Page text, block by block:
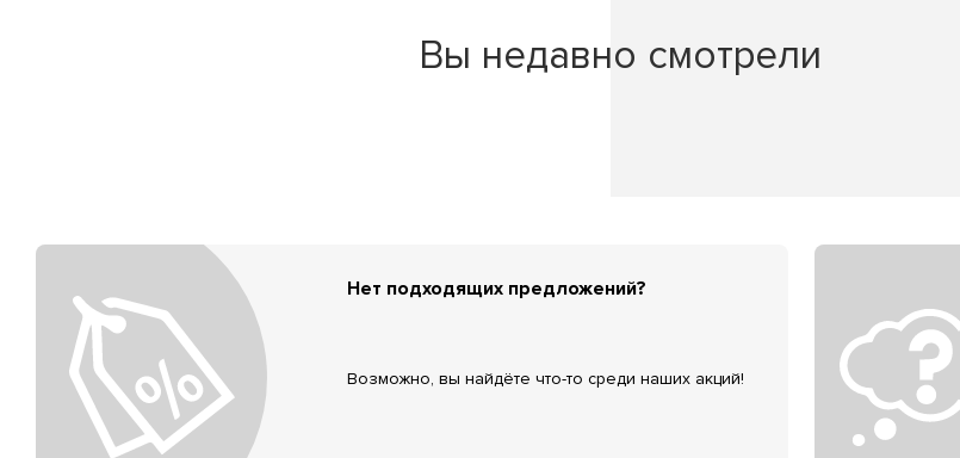
Вы недавно смотрели
Нет подходящих предложений?
Возможно, вы найдёте что-то среди наших акций!